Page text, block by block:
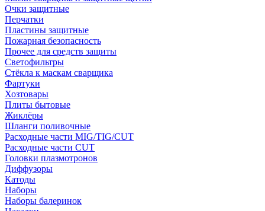
Очки защитные
Перчатки
Пластины защитные
Пожарная безопасность
Прочее для средств защиты
Светофильтры
Стёкла к маскам сварщика
Фартуки
Хозтовары
Плиты бытовые
Жиклёры
Шланги поливочные
Расходные части MIG/TIG/CUT
Расходные части CUT
Головки плазмотронов
Диффузоры
Катоды
Наборы
Наборы балеринок